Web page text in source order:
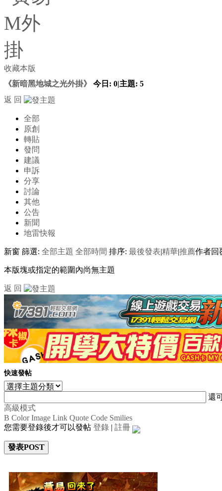
收藏本版
《新暗黑地城之光外掛》
今日: 0|主題: 5
返 回
全部
原創
轉貼
發問
建議
申訴
分享
討論
其他
公告
新聞
地雷快報
新窗 篩選: 全部主題 全部時間 排序: 最後發表|精華|推薦作者回
本版塊或指定的範圍內尚無主題
返 回
快速發帖
還
高級模式
B Color Image Link Quote Code Smilies
您需要登錄後才可以發帖 登錄 | 註冊
發表POST